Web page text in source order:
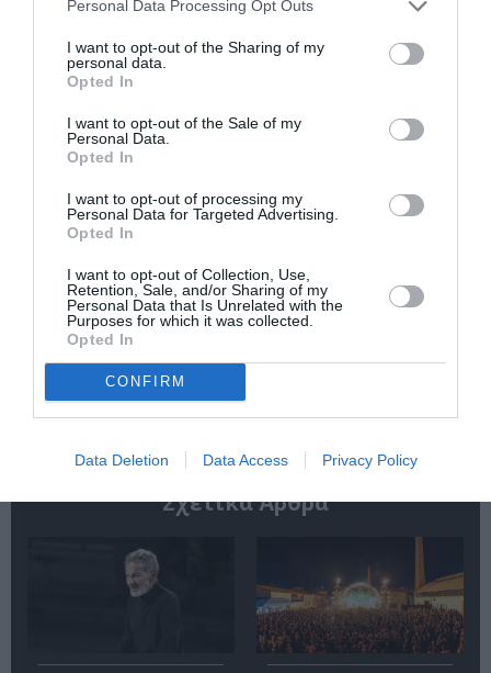
Personal Data Processing Opt Outs
I want to opt-out of the Sharing of my
personal data.
Opted In
I want to opt-out of the Sale of my
Personal Data.
Opted In
I want to opt-out of processing my
Personal Data for Targeted Advertising.
Opted In
I want to opt-out of Collection, Use,
Retention, Sale, and/or Sharing of my
Personal Data that Is Unrelated with the
Purposes for which it was collected.
Opted In
CONFIRM
Data Deletion Data Access Privacy Policy
Νέοι Διαγωνισμοί❯
Tags
Κάθε βδομάδα στο e-mail σας τα τελευταία νέα για
την Τέχνη και τον Πολιτισμό!
Ακολουθήστε το Culturenow.gr
Σχετικά Άρθρα